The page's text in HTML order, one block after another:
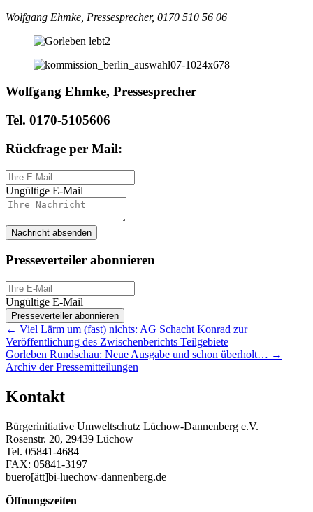
Wolfgang Ehmke, Pressesprecher, 0170 510 56 06
Wolfgang Ehmke, Pressesprecher
Tel. 0170-5105606
Rückfrage per Mail:
Ungültige E-Mail
Nachricht absenden
Presseverteiler abonnieren
Ungültige E-Mail
Presseverteiler abonnieren
Posts
navigation
← Viel Lärm um (fast) nichts: AG Schacht Konrad zur
Veröffentlichung des Zwischenberichts Teilgebiete
Gorleben Rundschau: Neue Ausgabe und schon überholt… →
Archiv der Pressemitteilungen
Kontakt
Bürgerinitiative Umweltschutz Lüchow-Dannenberg e.V.
Rosenstr. 20, 29439 Lüchow
Tel. 05841-4684
FAX: 05841-3197
buero[ätt]bi-luechow-dannenberg.de
Öffnungszeiten